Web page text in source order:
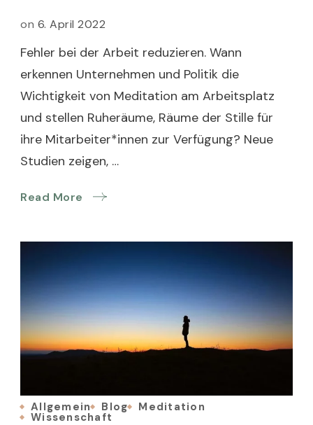
on 6. April 2022
Fehler bei der Arbeit reduzieren. Wann
erkennen Unternehmen und Politik die
Wichtigkeit von Meditation am Arbeitsplatz
und stellen Ruheräume, Räume der Stille für
ihre Mitarbeiter*innen zur Verfügung? Neue
Studien zeigen, …
Read More
Allgemein Blog Meditation
Wissenschaft